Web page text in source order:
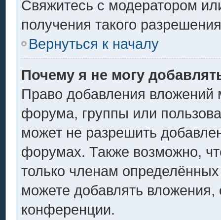
Свяжитесь с модератором
получения такого
Вернуться к началу
Почему я не могу
Право добавления вложений
форума, группы или
может не разрешить
форумах. Также возможно,
только членам
можете добавлять
конференции.